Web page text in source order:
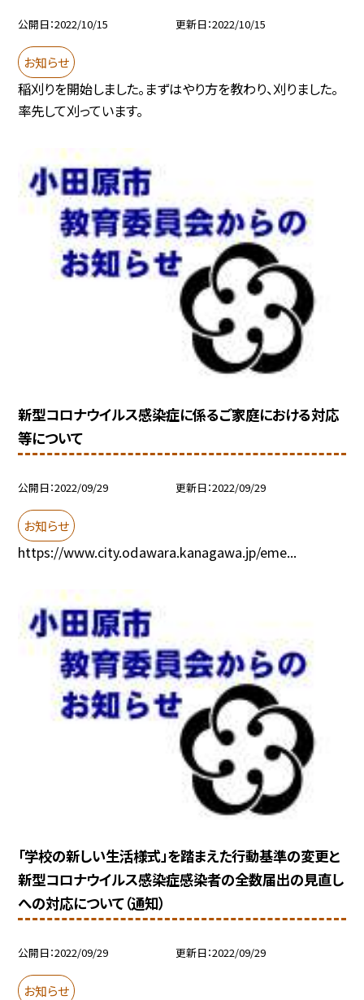
公開日 2022/10/15 更新日 2022/10/15
お知らせ
稲刈りを開始しました。まずはやり方を教わり、刈りました。
率先して刈っています。
新型コロナウイルス感染症に係るご家庭における対応
等について
公開日 2022/09/29 更新日 2022/09/29
お知らせ
https://www.city.odawara.kanagawa.jp/eme...
「学校の新しい生活様式」を踏まえた行動基準の変更と
新型コロナウイルス感染症感染者の全数届出の見直し
への対応について（通知）
公開日 2022/09/29 更新日 2022/09/29
お知らせ